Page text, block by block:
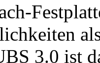
3.0 ist